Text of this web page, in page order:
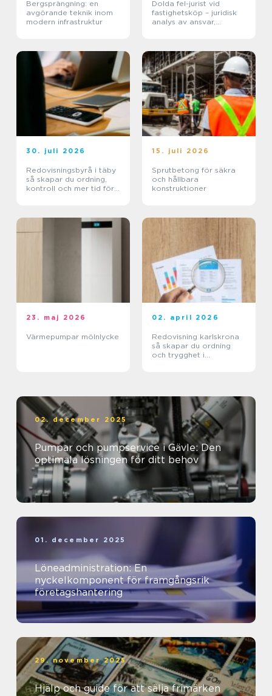
Bergsprängning: en
avgörande teknik inom
modern infrastruktur
Dolda fel-jurist vid
fastighetsköp – juridisk
analys av ansvar,
30. juli 2026
Redovisningsbyrå i täby
så skapar du ordning,
kontroll och mer tid för
15. juli 2026
Sprutbetong för säkra
och hållbara
konstruktioner
23. maj 2026
Värmepumpar mölnlycke
02. april 2026
Redovisning karlskrona
så skapar du ordning
och trygghet i
02. december 2025
Pumpar och pumpservice i Gävle: Den
optimala lösningen för ditt behov
01. december 2025
Löneadministration: En
nyckelkomponent för framgångsrik
företagshantering
29. november 2025
Hjälp och guide för att sälja frimärken